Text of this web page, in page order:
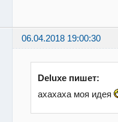
06.04.2018 19:00:30
Deluxe пишет:
ахахаха моя идея